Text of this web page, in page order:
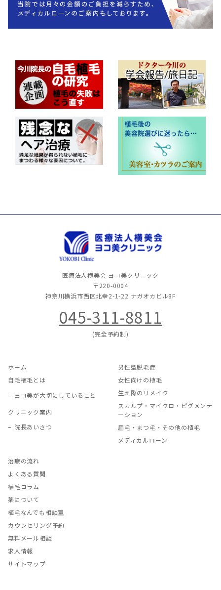
医療法人横美会 ヨコ美クリニック
〒220-0004
神奈川横浜市西区北幸2-1-22 ナガオカビル8F
045-311-8811
(完全予約制)
ホーム
自毛植毛とは
ヨコ美が大切にしていること
クリニック案内
院長あいさつ
男性型脱毛症
女性向けの植毛
生え際のリメイク
スカルプ・マイクロ・ピグメンテ
ーション
眉毛・まつ毛・その他の植毛
メディカルローン
治療の流れ
よくある質問
植毛コラム
薬について
植毛なんでも相談室
カウンセリング予約
無料メール相談
求人情報
サイトマップ